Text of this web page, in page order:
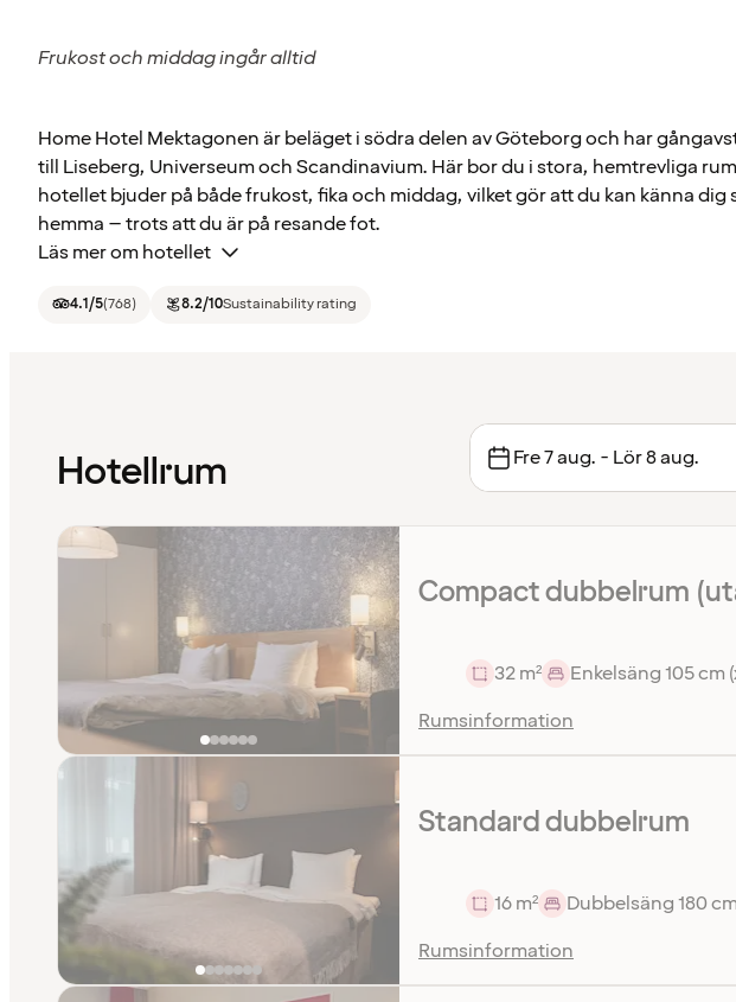
Frukost och middag ingår alltid
Home Hotel Mektagonen är beläget i södra delen av Göteborg och har
till Liseberg, Universeum och Scandinavium. Här bor du i stora, hemtrevliga
hotellet bjuder på både frukost, fika och middag, vilket gör att du kan känna dig
hemma – trots att du är på resande fot.
Läs mer om hotellet
4.1/5(768) 8.2/10Sustainability rating
Hotellrum Fre 7 aug. - Lör 8 aug.
Compact dubbelrum
32 m² Enkelsäng 105 cm
Rumsinformation
Standard dubbelrum
16 m²
Dubbelsäng 180 cm
Rumsinformation